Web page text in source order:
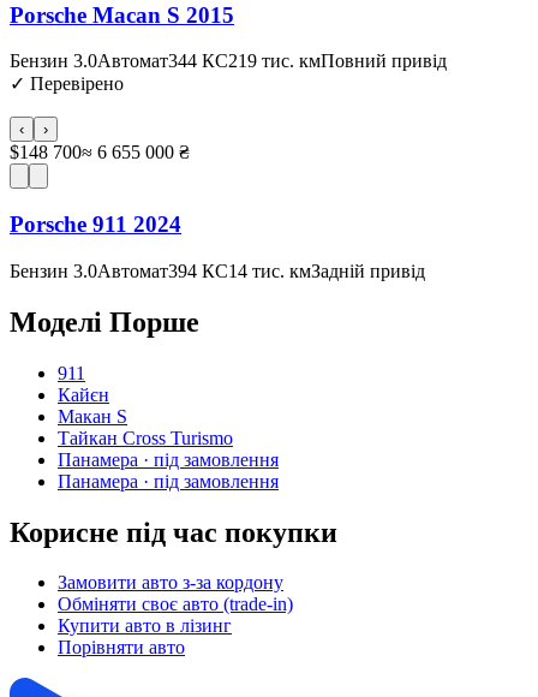
Porsche Macan S 2015
Бензин 3.0Автомат344 КС219 тис. кмПовний привід
✓ Перевірено
‹ ›
$148 700≈ 6 655 000 ₴
Porsche 911 2024
Бензин 3.0Автомат394 КС14 тис. кмЗадній привід
Моделі Порше
911
Кайєн
Макан S
Тайкан Cross Turismo
Панамера · під замовлення
Панамера · під замовлення
Корисне під час покупки
Замовити авто з-за кордону
Обміняти своє авто (trade-in)
Купити авто в лізинг
Порівняти авто